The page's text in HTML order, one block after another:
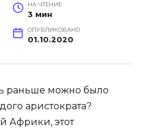
НА ЧТЕНИЕ
3 мин
ОПУБЛИКОВАНО
01.10.2020
раньше можно было
аристократа?
Африки, этот